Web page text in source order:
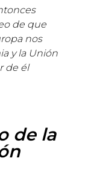
de que
nos
y la Unión
de él
de la